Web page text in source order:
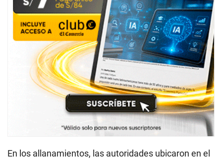
En los allanamientos, las autoridades ubicaron en el